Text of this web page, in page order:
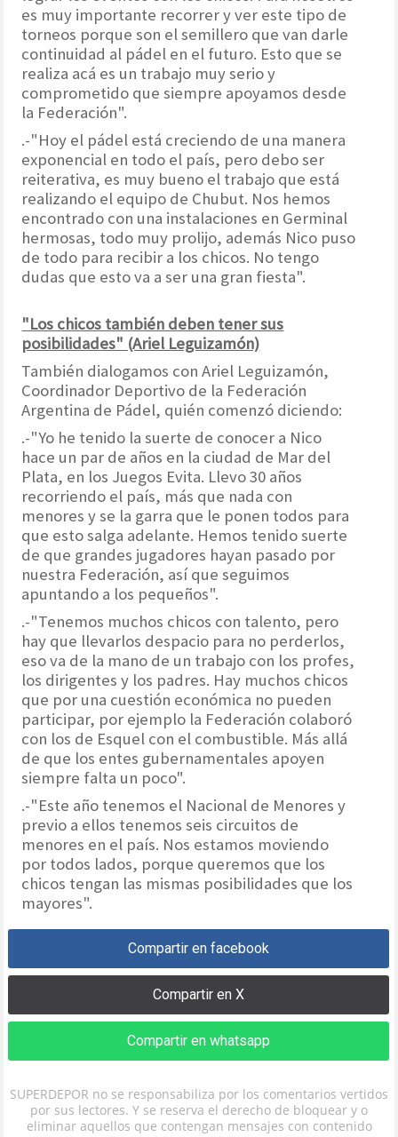
es muy importante recorrer y ver este tipo de
torneos porque son el semillero que van darle
continuidad al pádel en el futuro. Esto que se
realiza acá es un trabajo muy serio y
comprometido que siempre apoyamos desde
la Federación".
.-"Hoy el pádel está creciendo de una manera
exponencial en todo el país, pero debo ser
reiterativa, es muy bueno el trabajo que está
realizando el equipo de Chubut. Nos hemos
encontrado con una instalaciones en Germinal
hermosas, todo muy prolijo, además Nico puso
de todo para recibir a los chicos. No tengo
dudas que esto va a ser una gran fiesta".
"Los chicos también deben tener sus
posibilidades" (Ariel Leguizamón)
También dialogamos con Ariel Leguizamón,
Coordinador Deportivo de la Federación
Argentina de Pádel, quién comenzó diciendo:
.-"Yo he tenido la suerte de conocer a Nico
hace un par de años en la ciudad de Mar del
Plata, en los Juegos Evita. Llevo 30 años
recorriendo el país, más que nada con
menores y se la garra que le ponen todos para
que esto salga adelante. Hemos tenido suerte
de que grandes jugadores hayan pasado por
nuestra Federación, así que seguimos
apuntando a los pequeños".
.-"Tenemos muchos chicos con talento, pero
hay que llevarlos despacio para no perderlos,
eso va de la mano de un trabajo con los profes,
los dirigentes y los padres. Hay muchos chicos
que por una cuestión económica no pueden
participar, por ejemplo la Federación colaboró
con los de Esquel con el combustible. Más allá
de que los entes gubernamentales apoyen
siempre falta un poco".
.-"Este año tenemos el Nacional de Menores y
previo a ellos tenemos seis circuitos de
menores en el país. Nos estamos moviendo
por todos lados, porque queremos que los
chicos tengan las mismas posibilidades que los
mayores".
Compartir en facebook
Compartir en X
Compartir en whatsapp
SUPERDEPOR no se responsabiliza por los comentarios vertidos
por sus lectores. Y se reserva el derecho de bloquear y o
eliminar aquellos que contengan mensajes con contenido